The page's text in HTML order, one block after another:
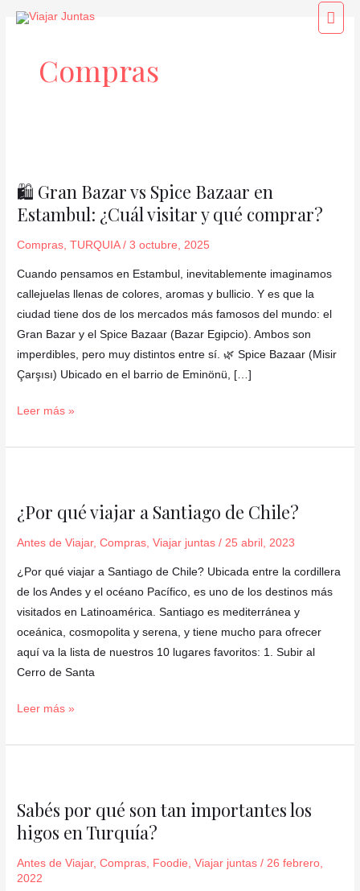
Compras
🛍️ Gran Bazar vs Spice Bazaar en
Estambul: ¿Cuál visitar y qué comprar?
Compras ,TURQUIA/3 octubre, 2025
Cuando pensamos en Estambul, inevitablemente imaginamos
callejuelas llenas de colores, aromas y bullicio. Y es que la
ciudad tiene dos de los mercados más famosos del mundo: el
Gran Bazar y el Spice Bazaar (Bazar Egipcio). Ambos son
imperdibles, pero muy distintos entre sí. 🌿 Spice Bazaar (Misir
Çarşısı) Ubicado en el barrio de Eminönü, […]
Bazar
vs
Bazaar
en
Estambul:
¿Cuál
visitar
y
qué
Leer más »
¿Por qué viajar a Santiago de Chile?
Antes de Viajar,Compras ,Viajar juntas / 25 abril, 2023
¿Por qué viajar a Santiago de Chile? Ubicada entre la cordillera
de los Andes y el océano Pacífico, es uno de los destinos más
visitados en Latinoamérica. Santiago es mediterránea y
oceánica, cosmopolita y serena, y tiene mucho para ofrecer
aquí va la lista de nuestros 10 lugares favoritos: 1. Subir al
Cerro de Santa
viajar
de
Chile?
Leer más »
Sabés por qué son tan importantes los
higos en Turquía?
Antes de Viajar,Compras Foodie ,Viajar juntas / 26 febrero,
2022
qué
son
importantes